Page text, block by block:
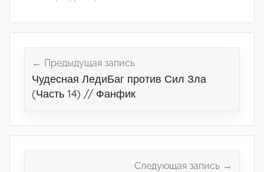
записям
Предыдущая запись
Чудесная ЛедиБаг против Сил Зла
(Часть 14) // Фанфик
Следующая запись